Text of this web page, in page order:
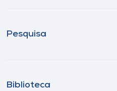
Pesquisa
Biblioteca